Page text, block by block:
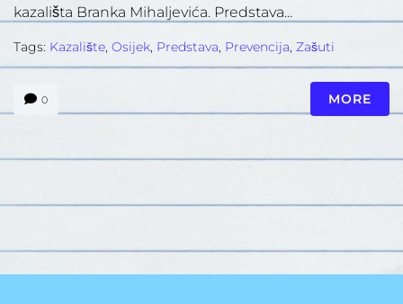
kazališta Branka Mihaljevića. Predstava...
Tags: Kazalište, Osijek, Predstava, Prevencija, Zašuti
0 MORE